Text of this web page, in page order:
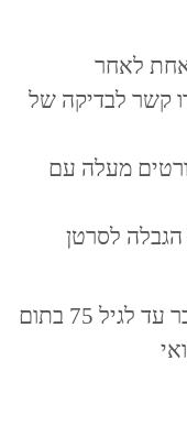
אחת לאחר
קשר לבדיקה של
מעלה עם
הגבלה לסרטן
יכול להתקבל כל חולה סרטן לשעבר עד לגיל 75 בתום